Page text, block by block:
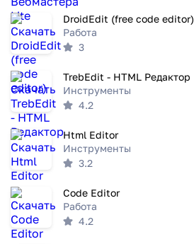
DroidEdit (free code editor)
Работа
3
TrebEdit - HTML Pедактор
Инструменты
4.2
Html Editor
Инструменты
3.2
Code Editor
Работа
4.2